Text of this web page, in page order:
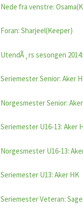
Nede fra venstre:
Foran: Sharjeel(Keeper)
UtendÃ¸rs sesongen 2014:
Seriemester Senior: Aker
Norgesmester Senior:
Seriemester U16-13: Aker
Norgesmester U16-13:
Seriemester U13: Aker HK
Seriemester Veteran: